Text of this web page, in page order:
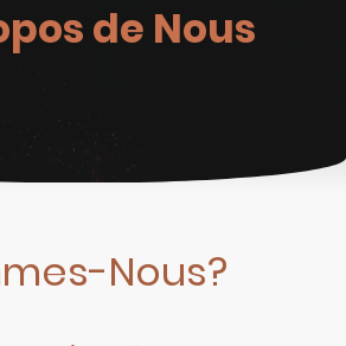
de Nous
Nous?